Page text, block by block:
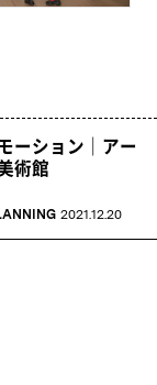
ーション｜アー
術館
2021.12.20